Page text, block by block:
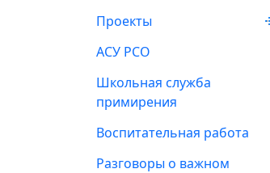
Проекты
АСУ РСО
Школьная служба
примирения
Воспитательная работа
Разговоры о важном